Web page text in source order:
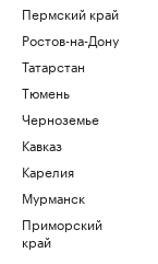
Пермский край
Ростов-на-Дону
Татарстан
Тюмень
Черноземье
Кавказ
Карелия
Мурманск
Приморский
край